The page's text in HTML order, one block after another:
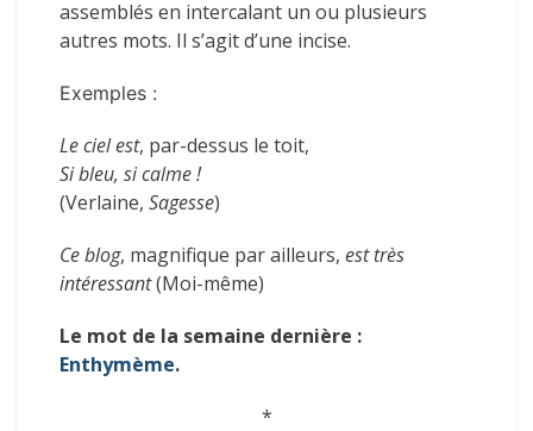
assemblés en intercalant un ou plusieurs
autres mots. Il s’agit d’une incise.
Exemples :
Le ciel est, par-dessus le toit,
Si bleu, si calme !
(Verlaine, Sagesse)
Ce blog, magnifique par ailleurs, est très
intéressant(Moi-même)
Le mot de la semaine dernière :
Enthymème.
*